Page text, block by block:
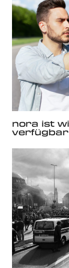
nora ist
verfügbar